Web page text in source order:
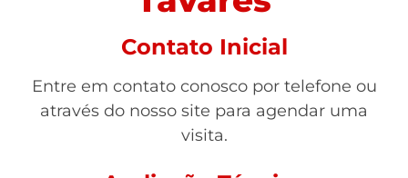
Contato Inicial
Entre em contato conosco por telefone ou
através do nosso site para agendar uma
visita.